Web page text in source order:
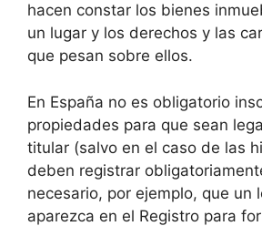
hacen constar los bienes
un lugar y los derechos y las
que pesan sobre ellos.
En España no es obligatorio
propiedades para que sean
titular (salvo en el caso de las
deben registrar
necesario, por ejemplo, que un
aparezca en el Registro para